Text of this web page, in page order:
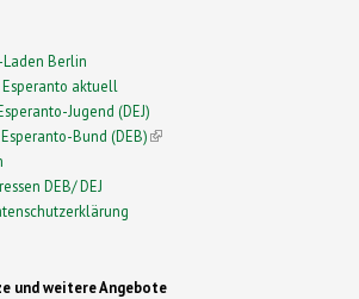
Berlin
aktuell
Jugend (DEJ)
Bund (DEB)(link is external)
DEB/ DEJ
und weitere Angebote